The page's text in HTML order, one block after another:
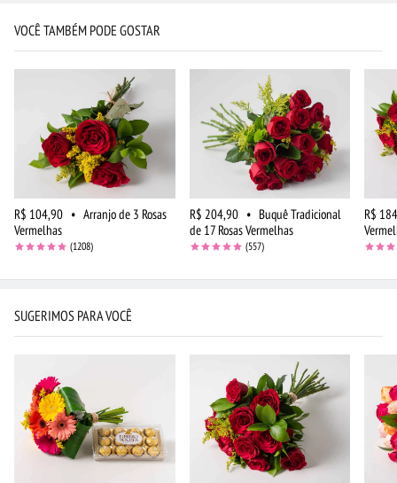
VOCÊ TAMBÉM PODE GOSTAR
R$ 104,90 • Arranjo de 3 Rosas
Vermelhas
(1208)
R$ 204,90 • Buquê Tradicional
de 17 Rosas Vermelhas
(557)
R$
SUGERIMOS PARA VOCÊ